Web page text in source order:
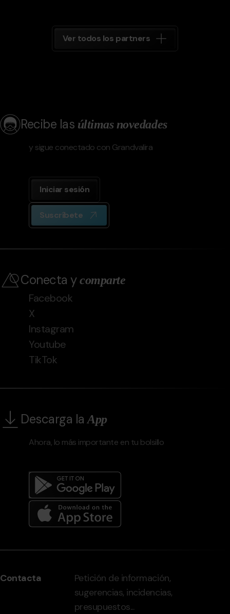
Ver todos los partners
Recibe las últimas novedades
y sigue conectado con Grandvalira
Iniciar sesión
Suscríbete
Conecta ycomparte
Facebook
X
Instagram
Youtube
TikTok
Descarga laApp
Ahora, lo más importante en tu bolsillo
del
-
Contacta
Petición de información,
sugerencias, incidencias,
presupuestos...